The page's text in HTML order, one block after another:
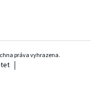
práva vyhrazena.